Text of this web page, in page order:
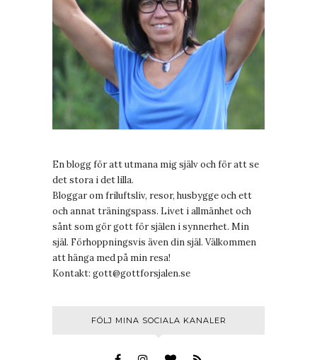
En blogg för att utmana mig själv och för att se
det stora i det lilla.
Bloggar om friluftsliv, resor, husbygge och ett
och annat träningspass. Livet i allmänhet och
sånt som gör gott för själen i synnerhet. Min
själ. Förhoppningsvis även din själ. Välkommen
att hänga med på min resa!
Kontakt: gott@gottforsjalen.se
FÖLJ MINA SOCIALA KANALER